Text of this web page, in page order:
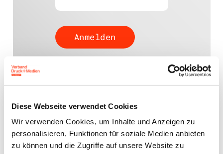
Diese Webseite verwendet Cookies
Wir verwenden Cookies, um Inhalte und Anzeigen zu
personalisieren, Funktionen für soziale Medien anbieten
zu können und die Zugriffe auf unsere Website zu
Ansprechpartner
Marc Bening